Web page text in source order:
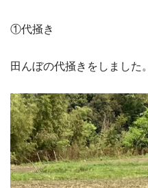
①代掻き
田んぼの代掻きをしました。